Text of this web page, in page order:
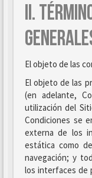
II.
El objeto de las
El objeto de las
(en adelante,
utilización del
Condiciones se
externa de los
estática como
navegación; y
los interfaces de